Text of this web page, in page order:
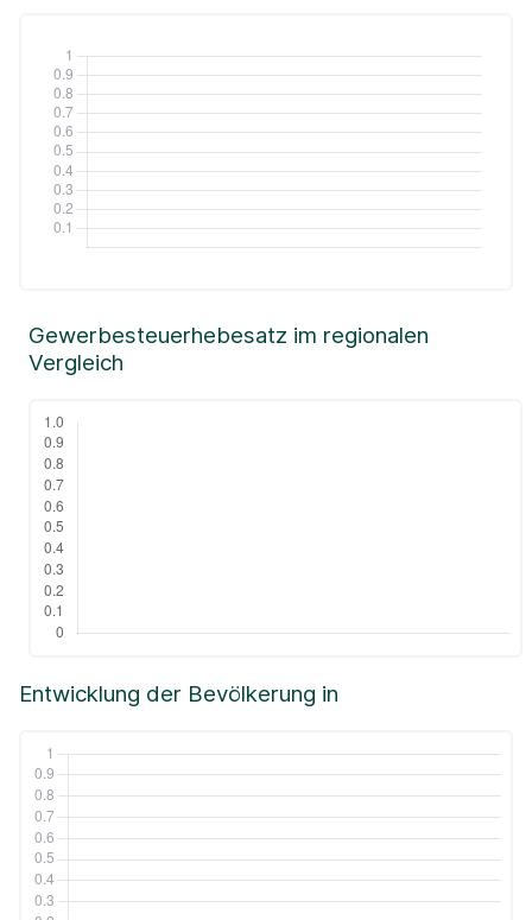
Entwicklung der Bevölkerung in
Gewerbesteuerhebesatz im regionalen
Vergleich